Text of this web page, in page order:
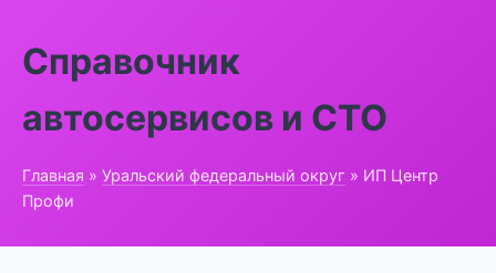
Справочник
автосервисов и СТО
Главная » Уральский федеральный округ » ИП Центр
Профи